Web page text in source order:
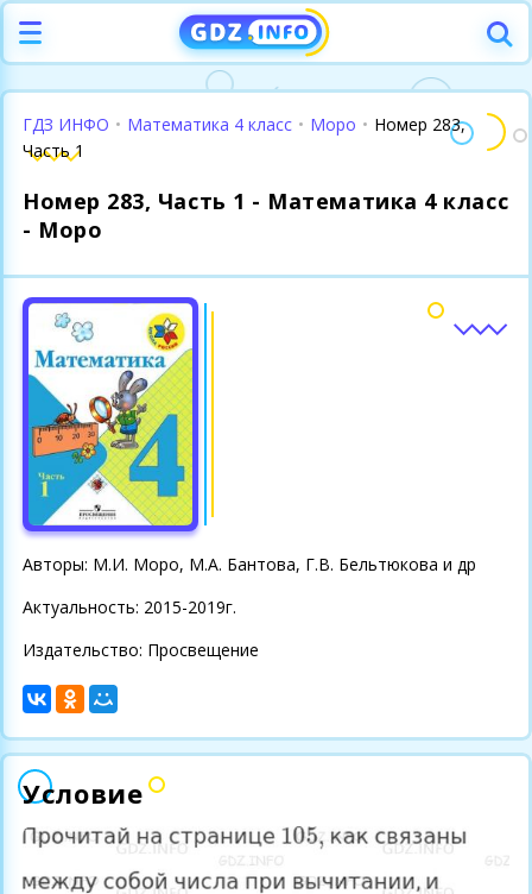
ГДЗ ИНФО • Математика 4 класс • Моро • Номер 283,
Часть 1
Номер 283, Часть 1 - Математика 4 класс
- Моро
Авторы: М.И. Моро, М.А. Бантова, Г.В. Бельтюкова и др
Актуальность: 2015-2019г.
Издательство: Просвещение
Условие